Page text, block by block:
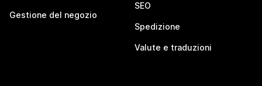
Gestione del negozio
SEO
Spedizione
Valute e traduzioni